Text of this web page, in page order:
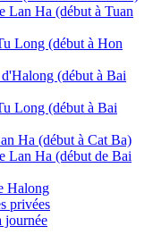
Lan Ha (début à Tuan
Long (début à Hon
(début à Bai
Long (début à Bai
Ha (début à Cat Ba)
Lan Ha (début de Bai
Halong
privées
journée